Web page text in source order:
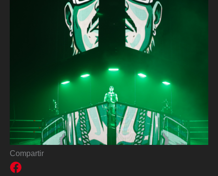
Compartir